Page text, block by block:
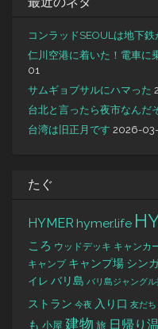
コンラッドSEOULは地下鉄
仁川空港に着いた！電車に
01
サムギョプサルにハマった
台北と言ったら夜市なんだ
台湾は旧正月です 2026-
たぐ
HYMER hymer.life
ころ ウッドデッキ キャンカ
キャンプ キャンプ場 シン
イレ バリ島 バリ島ジャングル
ストラン 今夜 入り口 友だち
も 小屋 建物 旅 日帰り